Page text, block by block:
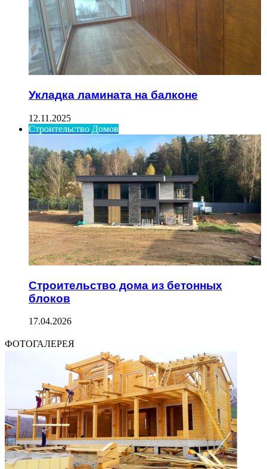
Укладка ламината на балконе
12.11.2025
Строительство Домов
Строительство дома из бетонных
блоков
17.04.2026
ФОТОГАЛЕРЕЯ